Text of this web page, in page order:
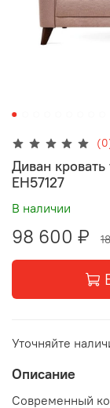
Диван
EH57127
В наличии
98 600 ₽
Уточняйте
Описание
Современный